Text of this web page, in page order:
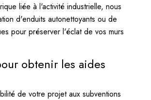
liée à l'activité industrielle, nous
d'enduits autonettoyants ou de
pour préserver l'éclat de vos murs
obtenir les aides
de votre projet aux subventions